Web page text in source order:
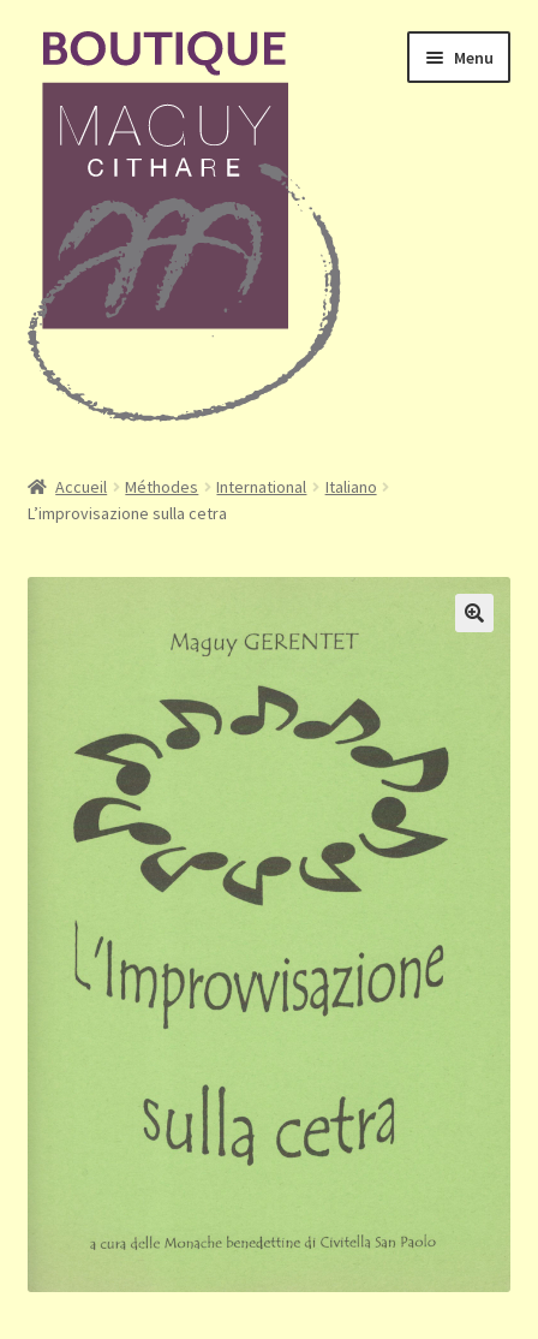
Aller
navigation
Aller
contenu
Menu
Mon compte
Validation de la commande
Accueil Méthodes International
Italiano
L’improvisazione sulla cetra